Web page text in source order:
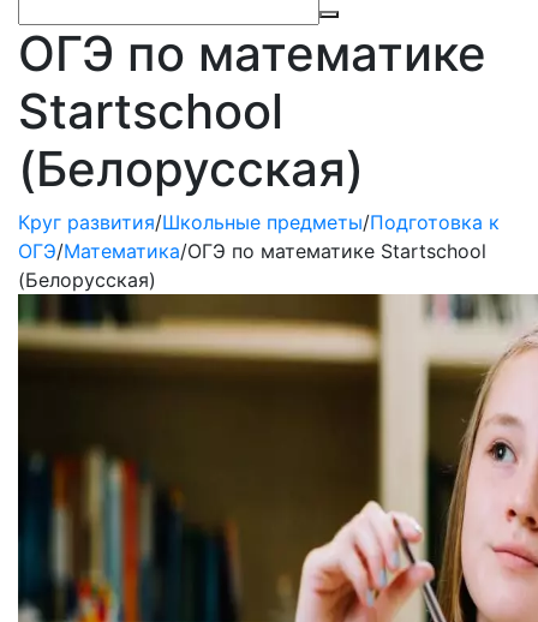
ОГЭ по математике
Startschool
(Белорусская)
Круг развития/Школьные предметы/Подготовка к
ОГЭ/Математика/ОГЭ по математике Startschool
(Белорусская)